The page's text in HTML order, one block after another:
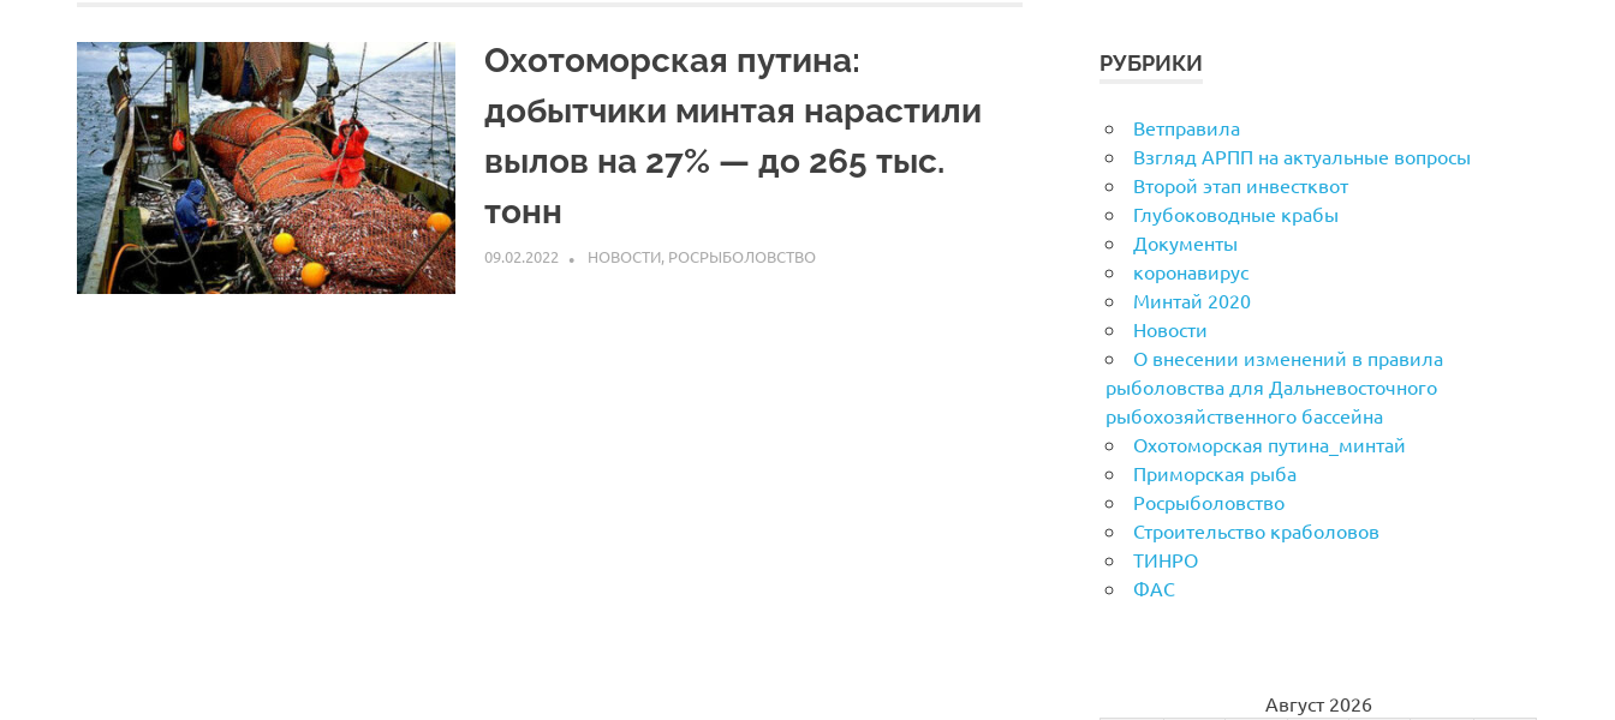
Охотоморская путина:
добытчики минтая нарастили
вылов на 27% — до 265 тыс.
тонн
09.02.2022 ARPP
НОВОСТИ, РОСРЫБОЛОВСТВО
РУБРИКИ
Ветправила
Взгляд АРПП на актуальные вопросы
Второй этап инвестквот
Глубоководные крабы
Документы
коронавирус
Минтай 2020
Новости
О внесении изменений в правила
рыболовства для Дальневосточного
рыбохозяйственного бассейна
Охотоморская путина_минтай
Приморская рыба
Росрыболовство
Строительство краболовов
ТИНРО
ФАС
Август 2026